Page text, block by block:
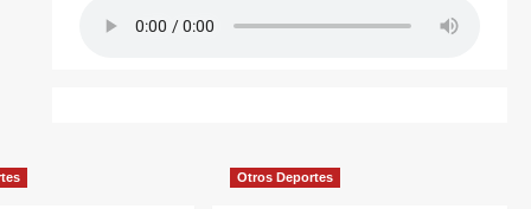
Otros Deportes